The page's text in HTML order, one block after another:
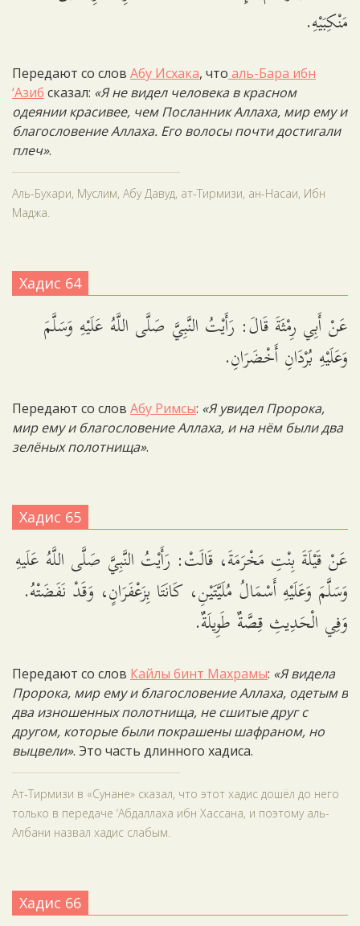
مَنْكِبَيْهِ.
Передают со слов Абу Исхака, что аль-Бара ибн
‘Азиб сказал: «Я не видел человека в красном
одеянии красивее, чем Посланник Аллаха, мир ему и
благословение Аллаха. Его волосы почти достигали
плеч».
Аль-Бухари, Муслим, Абу Давуд, ат-Тирмизи, ан-Насаи, Ибн
Маджа.
Хадис 64
عَنْ أَبِي رِمْثَةَ قَالَ: رَأَيْتُ النَّبِيَّ صَلَّى اللَّهُ عَلَيْهِ وَسَلَّمَ
وَعَلَيْهِ بُرْدَانِ أَخْضَرَانِ.
Передают со слов Абу Римсы: «Я увидел Пророка,
мир ему и благословение Аллаха, и на нём были два
зелёных полотнища».
Хадис 65
عَنْ قَيْلَةَ بِنْتِ مَخْرَمَةَ، قَالَتْ: رَأَيْتُ النَّبِيَّ صَلَّى اللَّهُ عَلَيهِ
وَسَلَّمَ وَعَلَيْهِ أَسْمَالُ مُلَيَّتَيْنِ، كَانَتَا بِزَعْفَرَانٍ، وَقَدْ نَفَضَتْهُ.
وَفِي الْحَدِيثِ قِصَّةٌ طَوِيلَةٌ.
Передают со слов Кайлы бинт Махрамы: «Я видела
Пророка, мир ему и благословение Аллаха, одетым в
два изношенных полотнища, не сшитые друг с
другом, которые были покрашены шафраном, но
выцвели». Это часть длинного хадиса.
Ат-Тирмизи в «Сунане» сказал, что этот хадис дошёл до него
только в передаче ‘Абдаллаха ибн Хассана, и поэтому аль-
Албани назвал хадис слабым.
Хадис 66